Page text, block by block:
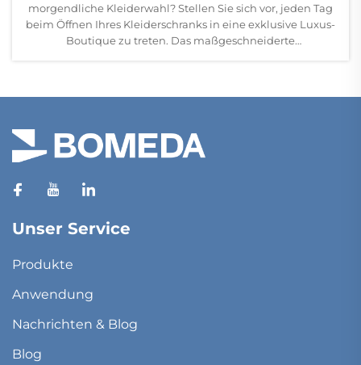
morgendliche Kleiderwahl? Stellen Sie sich vor, jeden Tag
beim Öffnen Ihres Kleiderschranks in eine exklusive Luxus-
Boutique zu treten. Das maßgeschneiderte
Unser Service
Produkte
Anwendung
Nachrichten & Blog
Blog